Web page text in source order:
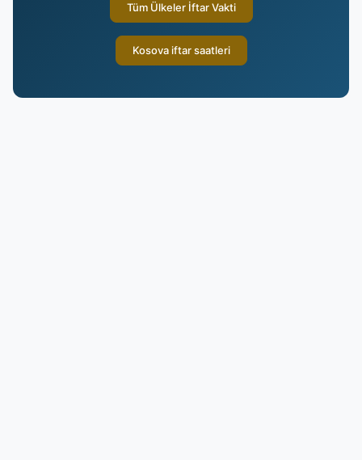
Tüm Ülkeler İftar Vakti
Kosova iftar saatleri